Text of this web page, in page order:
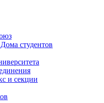
студентов
и секции